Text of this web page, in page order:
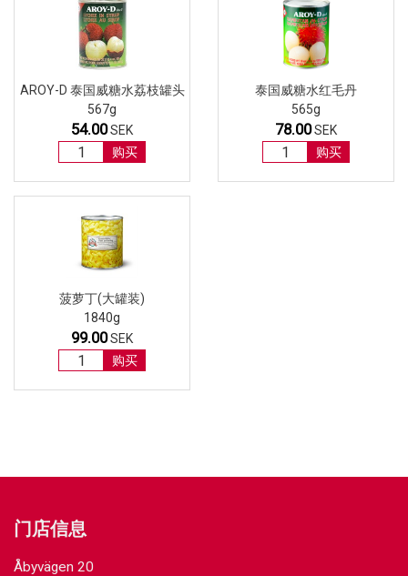
AROY-D 泰国威糖水荔枝罐头
567g
54.00SEK
购买
泰国威糖水红毛丹
565g
78.00SEK
购买
菠萝丁(大罐装)
1840g
99.00SEK
购买
门店信息
Åbyvägen 20